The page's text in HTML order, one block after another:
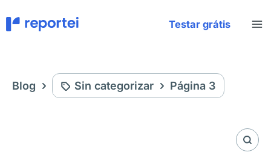
al
contenido
Testar grátis
Blog Sin categorizar Página 3